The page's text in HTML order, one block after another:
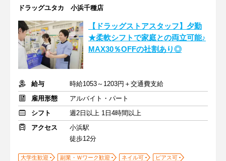
ドラッグユタカ 小浜千種店
【ドラッグストアスタッフ】夕勤
★柔軟シフトで家庭との両立可能♪
MAX30％OFFの社割あり◎
給与
時給1053～1203円＋交通費支給
雇用形態
アルバイト・パート
シフト
週2日以上 1日4時間以上
アクセス
小浜駅
徒歩12分
大学生歓迎 副業・Ｗワーク歓迎 ネイル可
ピアス可